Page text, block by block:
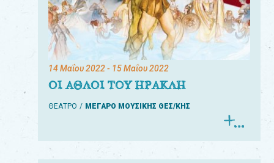
14 Μαΐου 2022- 15 Μαΐου 2022
ΟΙ ΑΘΛΟΙ ΤΟΥ ΗΡΑΚΛΗ
ΘΕΑΤΡΟ ΜΕΓΑΡΟ ΜΟΥΣΙΚΗΣ ΘΕΣ/ΚΗΣ